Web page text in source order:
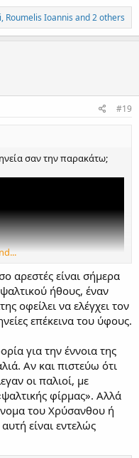
, Roumelis Ioannis and 2 others
#19
σαν την παρακάτω;
αρεστές είναι σήμερα
ήθους, έναν
οφείλει να ελέγχει τον
επέκεινα του ύφους.
για την έννοια της
Αν και πιστεύω ότι
οι παλιοί, με
φίρμας». Αλλά
του Χρύσανθου ή
είναι εντελώς